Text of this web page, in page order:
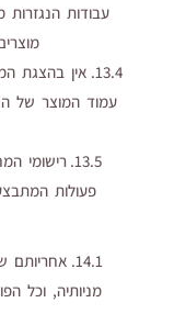
עבודות
13.4. אין
עמוד המוצר של
13.5.
פעולות
14.1.
מניותיה, וכל